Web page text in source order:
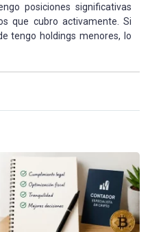
posiciones significativas
que cubro activamente. Si
tengo holdings menores, lo